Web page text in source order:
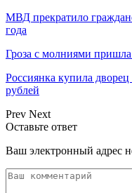
МВД прекратило
года
Гроза с молниями
Россиянка купила
рублей
Prev Next
Оставьте ответ
Ваш электронный адрес